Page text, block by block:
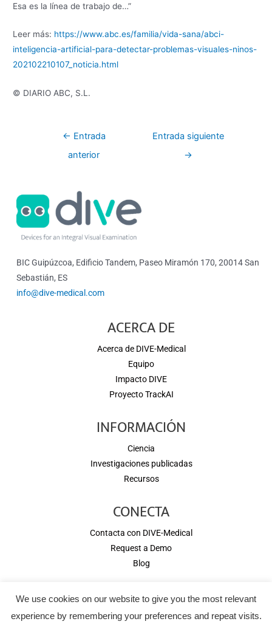
Esa es la línea de trabajo de…”
Leer más: https://www.abc.es/familia/vida-sana/abci-
inteligencia-artificial-para-detectar-problemas-visuales-ninos-
202102210107_noticia.html
© DIARIO ABC, S.L.
← Entrada
anterior
Entrada siguiente
→
BIC Guipúzcoa, Edificio Tandem, Paseo Miramón 170, 20014 San
Sebastián, ES
info@dive-medical.com
ACERCA DE
Acerca de DIVE-Medical
Equipo
Impacto DIVE
Proyecto TrackAI
INFORMACIÓN
Ciencia
Investigaciones publicadas
Recursos
CONECTA
Contacta con DIVE-Medical
Request a Demo
Blog
Copyright © 2026 DIVE Medical. All rights reserved.
Aviso Legal-Términos y Condiciones
We use cookies on our website to give you the most relevant
experience by remembering your preferences and repeat visits.